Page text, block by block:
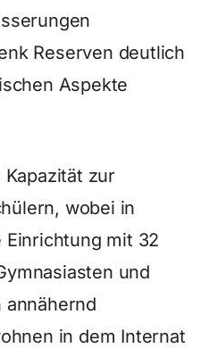
Reserven deutlich
Aspekte
zur
wobei in
Einrichtung mit 32
und
in dem Internat